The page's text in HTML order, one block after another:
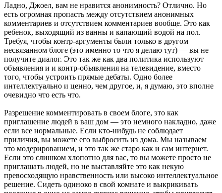
Ладно, Джоел, вам не нравится анонимность? Отлично. Но
есть огромная пропасть между отсутствием анонимных
комментариев и отсутствием комментариев вообще. Это как
ребенок, выходящий из ванны и капающий водой на пол.
Требуя, чтобы контр-аргументы были только в другом
несвязанном блоге (это именно то что я делаю тут) — вы не
получите диалог. Это так же как два политика используют
объявления и и контр-объявления на телевидение, вместо
того, чтобы устроить прямые дебаты. Одно более
интеллектуально и ценно, чем другое, и, я думаю, это вполне
очевидно что есть что.
Разрешение комментировать в своем блоге, это как
приглашение людей в ваш дом — это немного накладно, даже
если все нормальные. Если кто-нибудь не соблюдает
приличия, вы можете его выбросить из дома. Мы называем
это модерированием, и это так же старо как и сам интернет.
Если это слишком хлопотно для вас, то вы можете просто не
приглашать людей, но не выставляйте это как некую
превосходящую нравственность или высоко интеллектуальное
решение. Сидеть одиноко в свой комнате и выкрикивать